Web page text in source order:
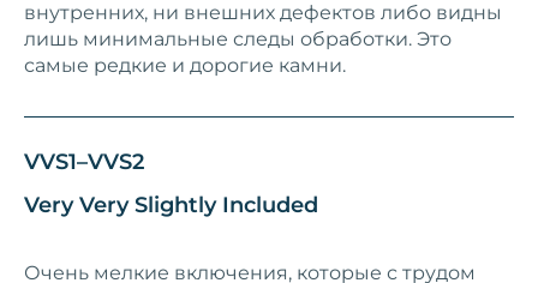
внутренних, ни внешних дефектов либо видны
лишь минимальные следы обработки. Это
самые редкие и дорогие камни.
VVS1–VVS2
Very Very Slightly Included
Очень мелкие включения, которые с трудом